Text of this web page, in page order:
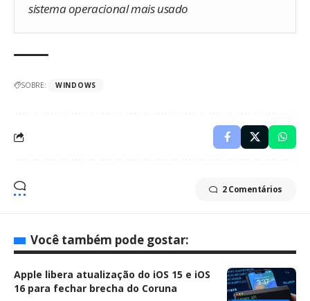
sistema operacional mais usado
SOBRE: WINDOWS
2 Comentários
Você também pode gostar:
Apple libera atualização do iOS 15 e iOS
16 para fechar brecha do Coruna